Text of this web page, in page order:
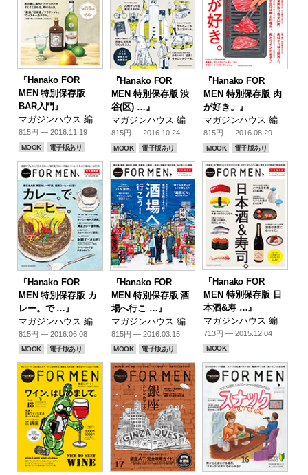
『Hanako FOR
MEN 特別保存版
BAR入門』
マガジンハウス 編
815円 — 2016.11.19
MOOK 電子版あり
『Hanako FOR
MEN 特別保存版 渋
谷(区) …』
マガジンハウス 編
815円 — 2016.10.24
MOOK 電子版あり
『Hanako FOR
MEN 特別保存版 肉
が好き。』
マガジンハウス 編
815円 — 2016.08.29
MOOK 電子版あり
『Hanako FOR
MEN 特別保存版 カ
レー。で …』
マガジンハウス 編
815円 — 2016.06.08
MOOK 電子版あり
『Hanako FOR
MEN 特別保存版 酒
場へ行こ …』
マガジンハウス 編
815円 — 2016.03.15
MOOK 電子版あり
『Hanako FOR
MEN 特別保存版 日
本酒&寿 …』
マガジンハウス 編
713円 — 2015.12.04
MOOK